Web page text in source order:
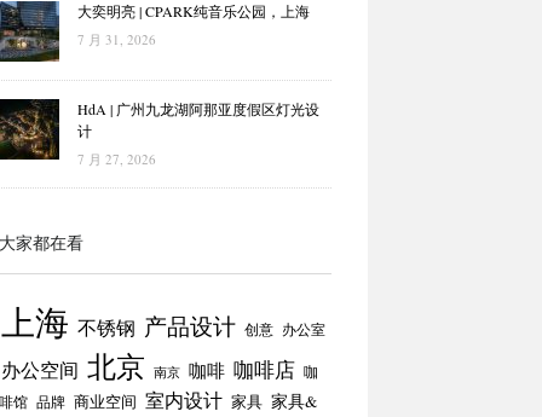
大奕明亮 | CPARK纯音乐公园，上海
7 月 31, 2026
HdA | 广州九龙湖阿那亚度假区灯光设
计
7 月 27, 2026
家都在看
上海 不锈钢 产品设计 创意 办公室
办公空间 北京 南京 咖啡 咖啡店 咖
馆 品牌 商业空间 室内设计 家具 家具&